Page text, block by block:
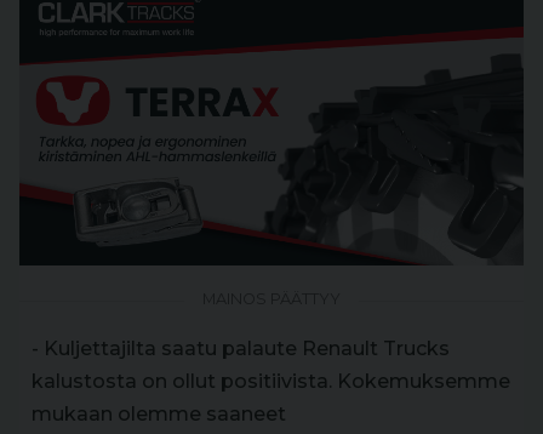
- Kuljettajilta saatu palaute Renault Trucks
kalustosta on ollut positiivista. Kokemuksemme
mukaan olemme saaneet